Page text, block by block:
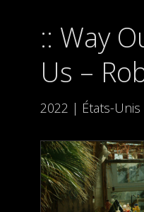
Way
Us –
2022 | États-